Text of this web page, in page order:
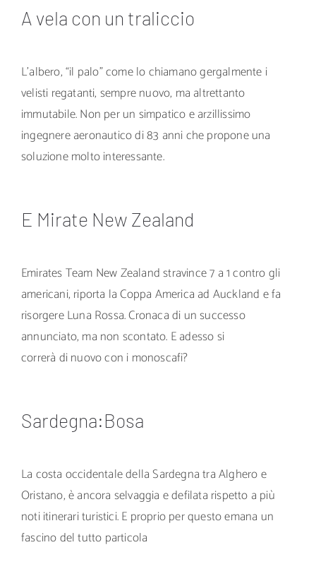
A vela con un traliccio
L’albero, “il palo” come lo chiamano gergalmente i
velisti regatanti, sempre nuovo, ma altrettanto
immutabile. Non per un simpatico e arzillissimo
ingegnere aeronautico di 83 anni che propone una
soluzione molto interessante.
E Mirate New Zealand
Emirates Team New Zealand stravince 7 a 1 contro gli
americani, riporta la Coppa America ad Auckland e fa
risorgere Luna Rossa. Cronaca di un successo
annunciato, ma non scontato. E adesso si
correrà di nuovo con i monoscafi?
Sardegna:Bosa
La costa occidentale della Sardegna tra Alghero e
Oristano, è ancora selvaggia e defilata rispetto a più
noti itinerari turistici. E proprio per questo emana un
fascino del tutto particola